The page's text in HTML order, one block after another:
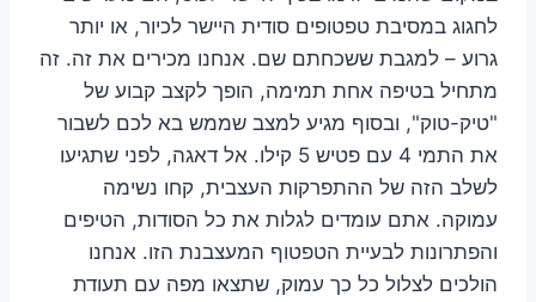
לחגוג במסיבת טפטופים סודית היישר לכיור, או יותר
גרוע – למגבת ששכחתם שם. אנחנו מכירים את זה. זה
מתחיל בטיפה אחת תמימה, הופך לקצב קבוע של
"טיק-טוק", ובסוף מגיע למצב שממש בא לכם לשבור
את התמי 4 עם פטיש 5 קילו. אל דאגה, לפני שתגיעו
לשלב הזה של ההתפרקות העצבית, קחו נשימה
עמוקה. אתם עומדים לגלות את כל הסודות, הטיפים
והפתרונות לבעיית הטפטוף המעצבנת הזו. אנחנו
הולכים לצלול כל כך עמוק, שתצאו מפה עם תעודת